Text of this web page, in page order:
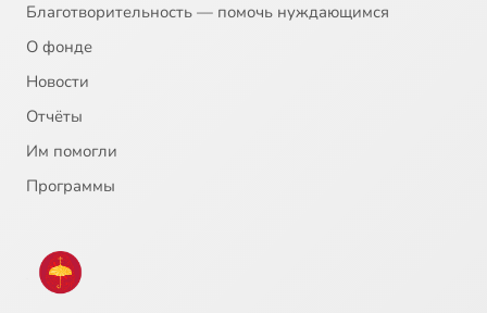
Благотворительность — помочь нуждающимся
О фонде
Новости
Отчёты
Им помогли
Программы